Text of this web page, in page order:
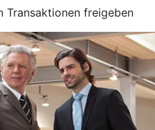
Transaktionen freigeben